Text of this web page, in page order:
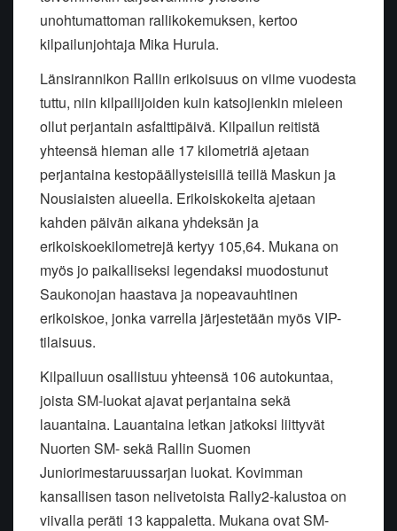
unohtumattoman rallikokemuksen, kertoo
kilpailunjohtaja Mika Hurula.
Länsirannikon Rallin erikoisuus on viime vuodesta
tuttu, niin kilpailijoiden kuin katsojienkin mieleen
ollut perjantain asfalttipäivä. Kilpailun reitistä
yhteensä hieman alle 17 kilometriä ajetaan
perjantaina kestopäällysteisillä teillä Maskun ja
Nousiaisten alueella. Erikoiskokeita ajetaan
kahden päivän aikana yhdeksän ja
erikoiskoekilometrejä kertyy 105,64. Mukana on
myös jo paikalliseksi legendaksi muodostunut
Saukonojan haastava ja nopeavauhtinen
erikoiskoe, jonka varrella järjestetään myös VIP-
tilaisuus.
Kilpailuun osallistuu yhteensä 106 autokuntaa,
joista SM-luokat ajavat perjantaina sekä
lauantaina. Lauantaina letkan jatkoksi liittyvät
Nuorten SM- sekä Rallin Suomen
Juniorimestaruussarjan luokat. Kovimman
kansallisen tason nelivetoista Rally2-kalustoa on
viivalla peräti 13 kappaletta. Mukana ovat SM-